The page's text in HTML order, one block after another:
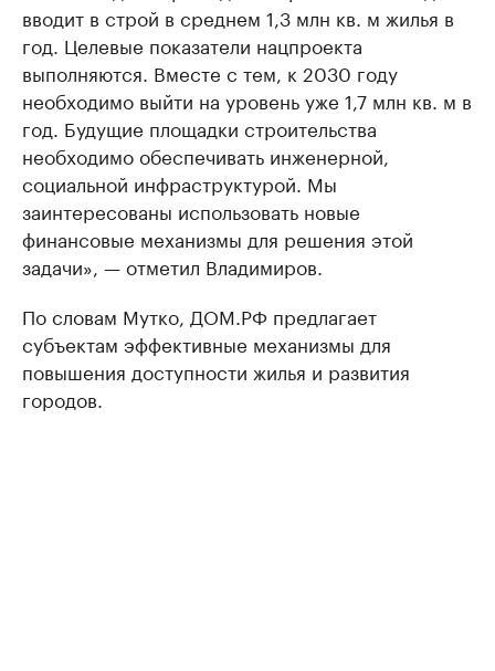
вводит в строй в среднем 1,3 млн кв. м жилья в
год. Целевые показатели нацпроекта
выполняются. Вместе с тем, к 2030 году
необходимо выйти на уровень уже 1,7 млн кв. м в
год. Будущие площадки строительства
необходимо обеспечивать инженерной,
социальной инфраструктурой. Мы
заинтересованы использовать новые
финансовые механизмы для решения этой
задачи», — отметил Владимиров.
По словам Мутко, ДОМ.РФ предлагает
субъектам эффективные механизмы для
повышения доступности жилья и развития
городов.